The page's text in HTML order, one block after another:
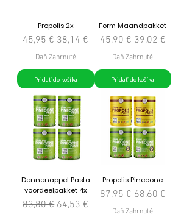
Propolis 2x
Normálna cena
45,95 € Zľavnená cena
38,14 €
Daň Zahrnuté
Pridať do košíka
Form Maandpakket
Normálna cena
45,90 € Zľavnená cena
39,02 €
Daň Zahrnuté
Pridať do košíka
Dennenappel Pasta
voordeelpakket 4x
Normálna cena
83,80 € Zľavnená cena
64,53 €
Propolis Pinecone
Normálna cena
87,95 € Zľavnená cena
68,60 €
Daň Zahrnuté